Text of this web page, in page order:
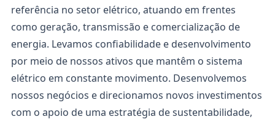
referência no setor elétrico, atuando em frentes
como geração, transmissão e comercialização de
energia. Levamos confiabilidade e desenvolvimento
por meio de nossos ativos que mantêm o sistema
elétrico em constante movimento. Desenvolvemos
nossos negócios e direcionamos novos investimentos
com o apoio de uma estratégia de sustentabilidade,